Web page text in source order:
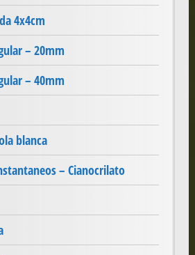
4x4cm
– 20mm
– 40mm
blanca
– Cianocrilato